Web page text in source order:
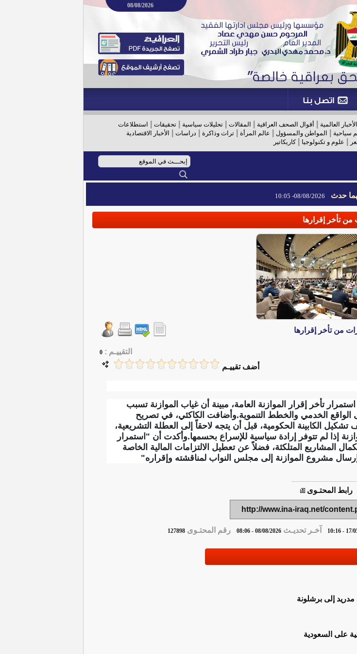
08/08/2026
الأخبار العالمية أقوال الصحف العراقية المقالات تحليلات سياسية تحقيقات
استطلاعات
سياحية المواطن والمسؤول عالم المرأة |تراث وذاكرة دراسات
الأخبار الاقتصادية
علوم و تكنولوجيا |كاريكاتير
حدث 08/08/2026- 10:05
حدث 08/08/2026- 10:05
تأخر إقرارها
من تأخر إقرارها
التقييـم : 0
أضف تقييـم
تأخر إقرار الموازنة العامة، مبينة أن غياب الموازنة تسبب
الخدمي والخطط التنموية.وأضافت الكاكئي، في تصريح
الكابينة الحكومية، قبل أن يتجه لاحقاً إلى العطلة التشريعية،
إذا لم تتوفر إرادة سياسية للإسراع بحسمها.وأكدت أن "استمرار
المشاريع المتلكئة، فضلاً عن تعطيل الالتزامات المالية الخاصة
مشروع الموازنة إلى مجلس النواب لمناقشته وإقراره"
رابط المحتـوى
http://www.ina-iraq.net/
17/05/ آخـر تحديـث08/08/2026 - 08:06 رقم المحتـوى127898
إلى برشلونة
على السعودية